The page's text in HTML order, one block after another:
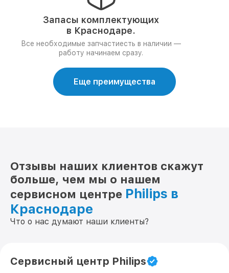
Запасы комплектующих
в Краснодаре.
Все необходимые запчастиесть в наличии —
работу начинаем сразу.
Еще преимущества
Отзывы наших клиентов скажут
больше, чем мы о нашем
сервисном центре Philips в
Краснодаре
Что о нас думают наши клиенты?
Сервисный центр Philips